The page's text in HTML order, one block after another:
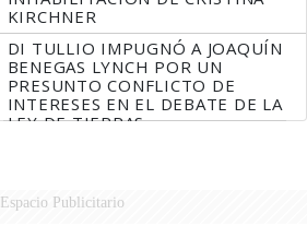
KIRCHNER
DI TULLIO IMPUGNÓ A JOAQUÍN
BENEGAS LYNCH POR UN
PRESUNTO CONFLICTO DE
INTERESES EN EL DEBATE DE LA
LEY DE TIERRAS
Espacio Publicitario